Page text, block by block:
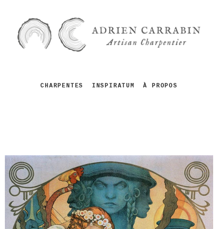
CHARPENTES INSPIRATUM À PROPOS